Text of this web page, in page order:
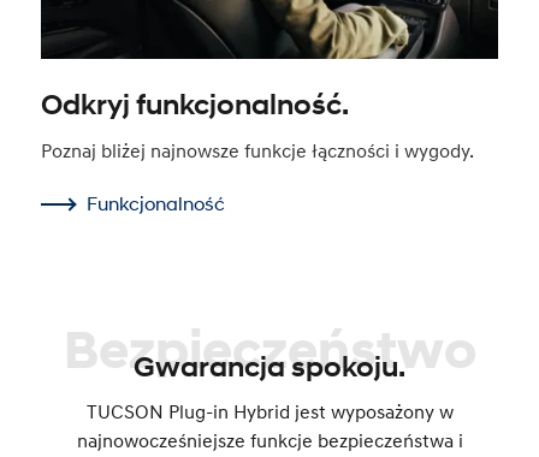
Odkryj funkcjonalność.
Poznaj bliżej najnowsze funkcje łączności i wygody.
Funkcjonalność
Bezpieczeństwo
Gwarancja spokoju.
TUCSON Plug-in Hybrid jest wyposażony w
najnowocześniejsze funkcje bezpieczeństwa i